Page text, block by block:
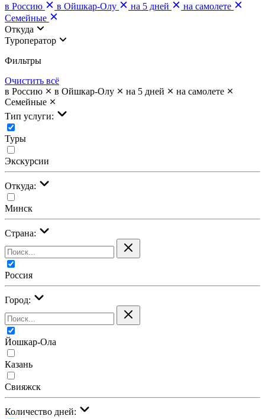
в Россию
в Ойшкар-Олу на 5 дней
на самолете
Семейные
Откуда
Туроператор
Фильтры
Очистить всё
в Россию
в Ойшкар-Олу на 5 дней
на самолете
Семейные
Тип услуги:
Туры
Экскурсии
Откуда:
Минск
Страна:
Россия
Город:
Йошкар-Ола
Казань
Свияжск
Количество дней: